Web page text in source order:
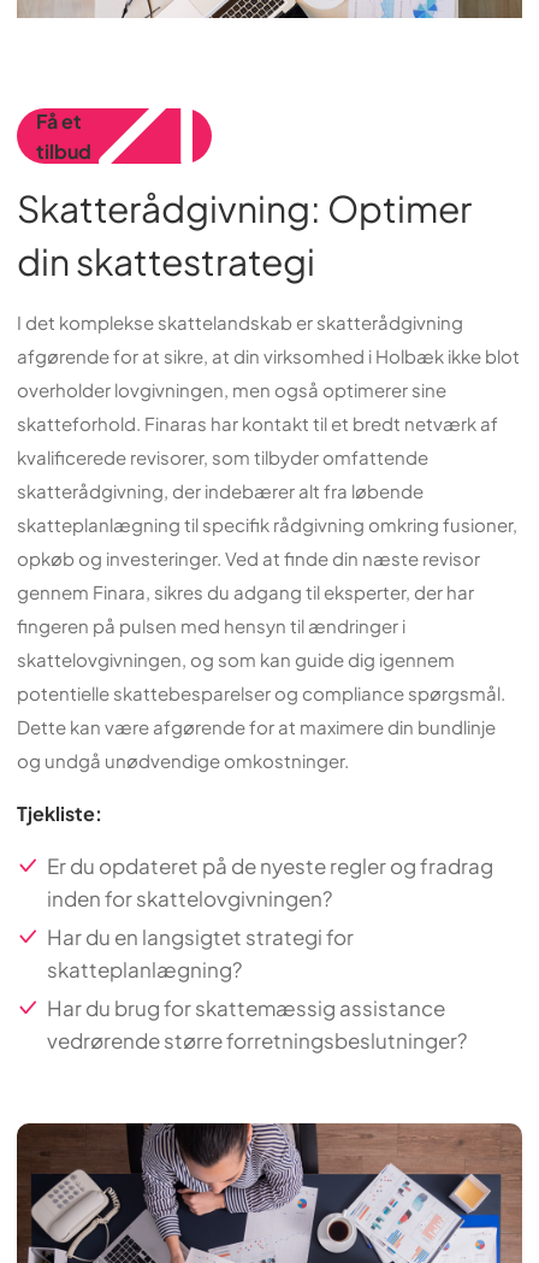
Få et
tilbud
Skatterådgivning: Optimer
din skattestrategi
I det komplekse skattelandskab er skatterådgivning
afgørende for at sikre, at din virksomhed i Holbæk ikke blot
overholder lovgivningen, men også optimerer sine
skatteforhold. Finaras har kontakt til et bredt netværk af
kvalificerede revisorer, som tilbyder omfattende
skatterådgivning, der indebærer alt fra løbende
skatteplanlægning til specifik rådgivning omkring fusioner,
opkøb og investeringer. Ved at finde din næste revisor
gennem Finara, sikres du adgang til eksperter, der har
fingeren på pulsen med hensyn til ændringer i
skattelovgivningen, og som kan guide dig igennem
potentielle skattebesparelser og compliance spørgsmål.
Dette kan være afgørende for at maximere din bundlinje
og undgå unødvendige omkostninger.
Tjekliste:
Er du opdateret på de nyeste regler og fradrag
inden for skattelovgivningen?
Har du en langsigtet strategi for
skatteplanlægning?
Har du brug for skattemæssig assistance
vedrørende større forretningsbeslutninger?